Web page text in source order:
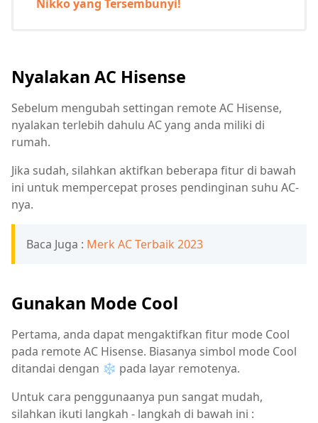
Nikko yang Tersembunyi!
Nyalakan AC Hisense
Sebelum mengubah settingan remote AC Hisense,
nyalakan terlebih dahulu AC yang anda miliki di
rumah.
Jika sudah, silahkan aktifkan beberapa fitur di bawah
ini untuk mempercepat proses pendinginan suhu AC-
nya.
Baca Juga : Merk AC Terbaik 2023
Gunakan Mode Cool
Pertama, anda dapat mengaktifkan fitur mode Cool
pada remote AC Hisense. Biasanya simbol mode Cool
ditandai dengan ❄ pada layar remotenya.
Untuk cara penggunaanya pun sangat mudah,
silahkan ikuti langkah - langkah di bawah ini :